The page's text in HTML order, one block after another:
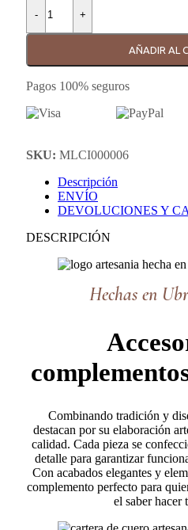
- +
AÑADIR AL
Pagos 100% seguros
SKU: MLCI000006
Descripción
ENVÍO
DEVOLUCIONES Y
DESCRIPCIÓN
Hechas en
Combinando tradición y
destacan por su elaboración
calidad. Cada pieza se
detalle para garantizar
Con acabados elegantes y
complemento perfecto para
el saber hacer